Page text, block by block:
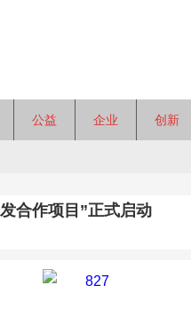
公益 企业 创新
合作项目”正式启动